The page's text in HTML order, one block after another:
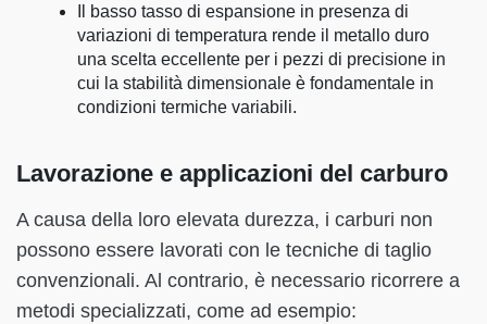
Il basso tasso di espansione in presenza di
variazioni di temperatura rende il metallo duro
una scelta eccellente per i pezzi di precisione in
cui la stabilità dimensionale è fondamentale in
condizioni termiche variabili.
Lavorazione e applicazioni del carburo
A causa della loro elevata durezza, i carburi non
possono essere lavorati con le tecniche di taglio
convenzionali. Al contrario, è necessario ricorrere a
metodi specializzati, come ad esempio: